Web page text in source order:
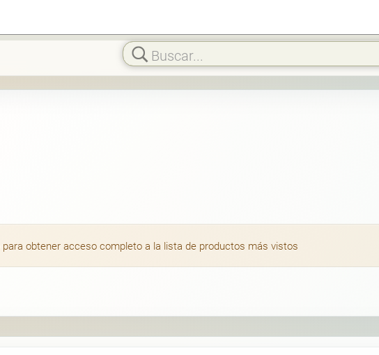
para obtener acceso completo a la lista de productos más vistos